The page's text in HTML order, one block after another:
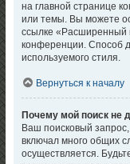
на главной странице
или темы. Вы можете
ссылке «Расширенный
конференции. Способ
используемого стиля.
Вернуться к началу
Почему мой поиск не
Ваш поисковый
включал много общих
осуществляется.